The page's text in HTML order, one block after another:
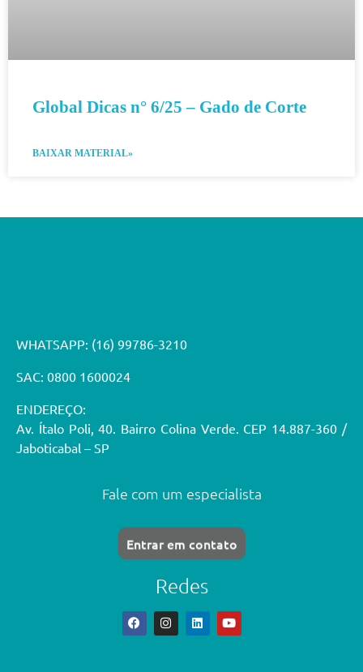
Global Dicas n° 6/25 – Gado de Corte
BAIXAR MATERIAL»
WHATSAPP: (16) 99786-3210
SAC: 0800 1600024
ENDEREÇO:
Av. Ítalo Poli, 40. Bairro Colina Verde. CEP 14.887-360 /
Jaboticabal – SP
Fale com um especialista
Entrar em contato
Redes